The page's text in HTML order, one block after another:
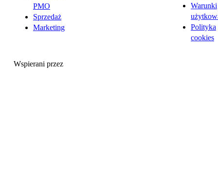
PMO
Sprzedaż
Marketing
Warunki
Polityka
cookies
Wspierani przez